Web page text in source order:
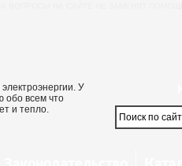
У
обо всем что
и тепло.